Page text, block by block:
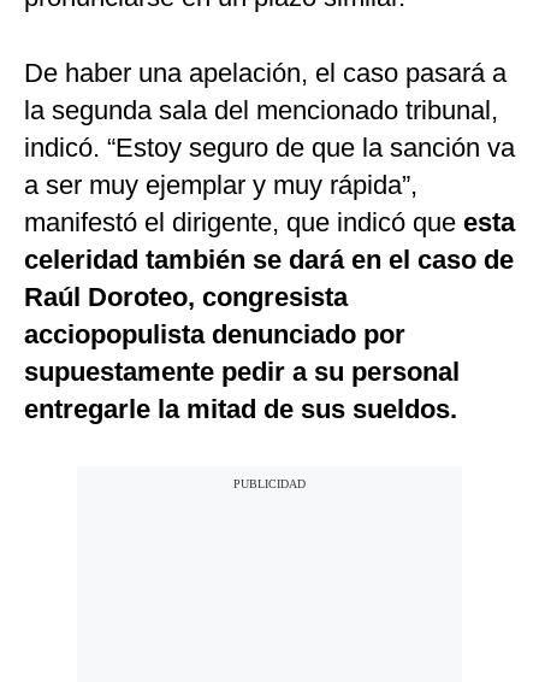
De haber una apelación, el caso pasará a
la segunda sala del mencionado tribunal,
indicó. “Estoy seguro de que la sanción va
a ser muy ejemplar y muy rápida”,
manifestó el dirigente, que indicó que esta
celeridad también se dará en el caso de
Raúl Doroteo, congresista
acciopopulista denunciado por
supuestamente pedir a su personal
entregarle la mitad de sus sueldos.